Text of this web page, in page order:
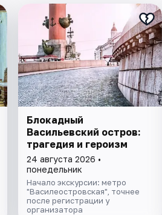
Блокадный
Васильевский остров:
трагедия и героизм
24 августа 2026 •
понедельник
Начало экскурсии: метро
"Василеостровская", точнее
после регистрации у
организатора